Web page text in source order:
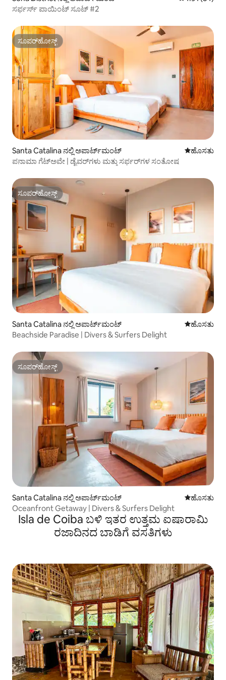
ಸರ್ಫರ್ಸ್ ಪಾಯಿಂಟ್ ಸೂಟ್ #2
ಸೂಪರ್‌ಹೋಸ್ಟ್
ಸೂಪರ್‌ಹೋಸ್ಟ್
Santa Catalina ನಲ್ಲಿ ಅಪಾರ್ಟ್‌ಮಂಟ್ ವಾಸ್ತವ್ಯ
ಹೊಸತು
ಪನಾಮಾ ಗೆಟ್‌ಅವೇ | ಡೈವರ್‌ಗಳು ಮತ್ತು ಸರ್ಫರ್‌ಗಳ ಸಂತೋಷ
ಸೂಪರ್‌ಹೋಸ್ಟ್
ಸೂಪರ್‌ಹೋಸ್ಟ್
Santa Catalina ನಲ್ಲಿ ಅಪಾರ್ಟ್‌ಮಂಟ್ ವಾಸ್ತವ್ಯ
ಹೊಸತು
Beachside Paradise | Divers & Surfers Delight
ಸೂಪರ್‌ಹೋಸ್ಟ್
ಸೂಪರ್‌ಹೋಸ್ಟ್
Santa Catalina ನಲ್ಲಿ ಅಪಾರ್ಟ್‌ಮಂಟ್ ವಾಸ್ತವ್ಯ
ಹೊಸತು
Oceanfront Getaway | Divers & Surfers Delight
Isla de Coiba ಬಳಿ ಇತರ ಉತ್ತಮ ಐಷಾರಾಮಿ
ರಜಾದಿನದ ಬಾಡಿಗೆ ವಸತಿಗಳು